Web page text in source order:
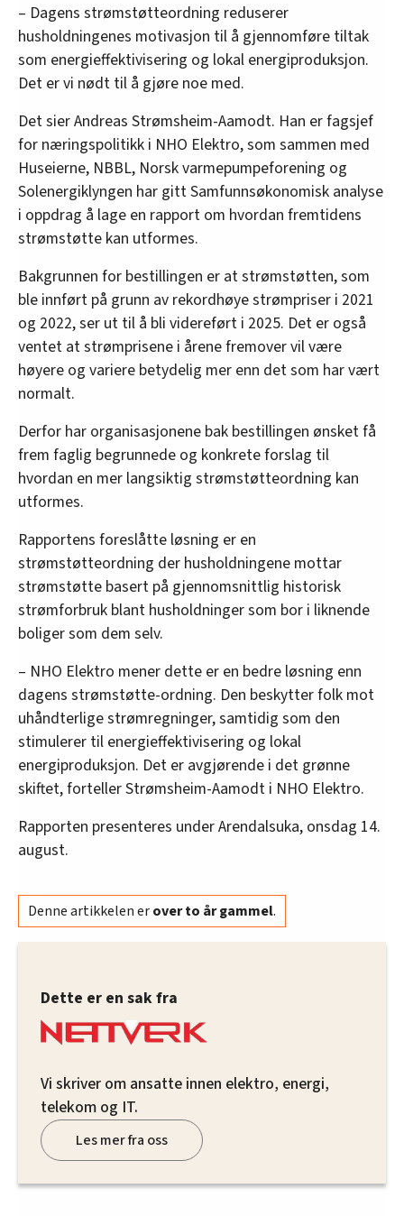
– Dagens strømstøtteordning reduserer
husholdningenes motivasjon til å gjennomføre tiltak
som energieffektivisering og lokal energiproduksjon.
Det er vi nødt til å gjøre noe med.
Det sier Andreas Strømsheim-Aamodt. Han er fagsjef
for næringspolitikk i NHO Elektro, som sammen med
Huseierne, NBBL, Norsk varmepumpeforening og
Solenergiklyngen har gitt Samfunnsøkonomisk analyse
i oppdrag å lage en rapport om hvordan fremtidens
strømstøtte kan utformes.
Bakgrunnen for bestillingen er at strømstøtten, som
ble innført på grunn av rekordhøye strømpriser i 2021
og 2022, ser ut til å bli videreført i 2025. Det er også
ventet at strømprisene i årene fremover vil være
høyere og variere betydelig mer enn det som har vært
normalt.
Derfor har organisasjonene bak bestillingen ønsket få
frem faglig begrunnede og konkrete forslag til
hvordan en mer langsiktig strømstøtteordning kan
utformes.
Rapportens foreslåtte løsning er en
strømstøtteordning der husholdningene mottar
strømstøtte basert på gjennomsnittlig historisk
strømforbruk blant husholdninger som bor i liknende
boliger som dem selv.
– NHO Elektro mener dette er en bedre løsning enn
dagens strømstøtte-ordning. Den beskytter folk mot
uhåndterlige strømregninger, samtidig som den
stimulerer til energieffektivisering og lokal
energiproduksjon. Det er avgjørende i det grønne
skiftet, forteller Strømsheim-Aamodt i NHO Elektro.
Rapporten presenteres under Arendalsuka, onsdag 14.
august.
Denne artikkelen erover to år gammel.
Dette er en sak fra
Vi skriver om ansatte innen elektro, energi,
telekom og IT.
Les mer fra oss